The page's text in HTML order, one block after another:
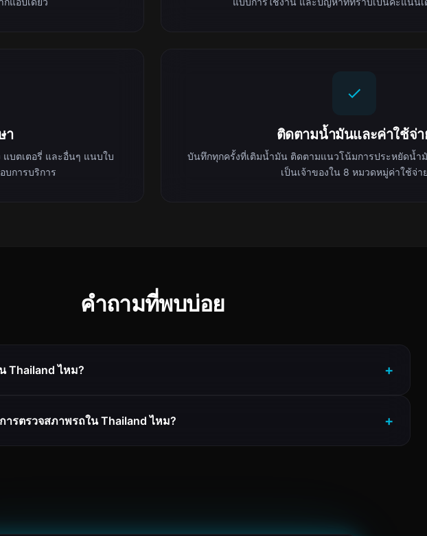
า
บตเตอรี่ และอื่นๆ แนบใบ
บการบริการ
ติดตามน้ำมันและค่าใช้จ่า
บันทึกทุกครั้งที่เติมน้ำมัน ติดตามแนวโน้มการประหยัดน้ำ
เป็นเจ้าของใน 8 หมวดหมู่ค่าใช้จ่าย
คำถามที่พบบ่อย
Thailand ไหม?
ารตรวจสภาพรถใน Thailand ไหม?